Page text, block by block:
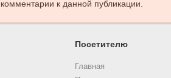
комментарии к данной публикации.
Посетителю
Главная